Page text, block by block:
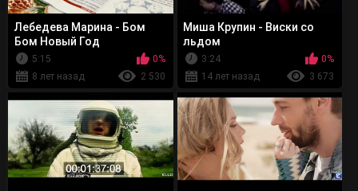
Лебедева Марина - Бом
Бом Новый Год
5:15
0%
8 лет назад
2 530
Миша Крупин - Виски со
льдом
3:24
0%
14 лет назад
3 673